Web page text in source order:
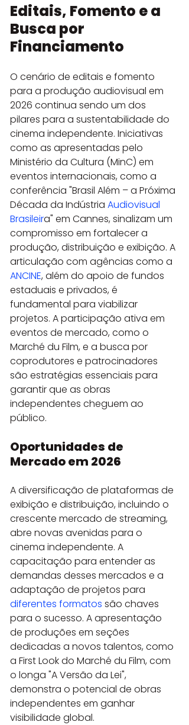
Editais, Fomento e a
Busca por
Financiamento
O cenário de editais e fomento
para a produção audiovisual em
2026 continua sendo um dos
pilares para a sustentabilidade do
cinema independente. Iniciativas
como as apresentadas pelo
Ministério da Cultura (MinC) em
eventos internacionais, como a
conferência "Brasil Além – a Próxima
Década da Indústria Audiovisual
Brasileira" em Cannes, sinalizam um
compromisso em fortalecer a
produção, distribuição e exibição. A
articulação com agências como a
ANCINE, além do apoio de fundos
estaduais e privados, é
fundamental para viabilizar
projetos. A participação ativa em
eventos de mercado, como o
Marché du Film, e a busca por
coprodutores e patrocinadores
são estratégias essenciais para
garantir que as obras
independentes cheguem ao
público.
Oportunidades de
Mercado em 2026
A diversificação de plataformas de
exibição e distribuição, incluindo o
crescente mercado de streaming,
abre novas avenidas para o
cinema independente. A
capacitação para entender as
demandas desses mercados e a
adaptação de projetos para
diferentes formatos são chaves
para o sucesso. A apresentação
de produções em seções
dedicadas a novos talentos, como
a First Look do Marché du Film, com
o longa "A Versão da Lei",
demonstra o potencial de obras
independentes em ganhar
visibilidade global.